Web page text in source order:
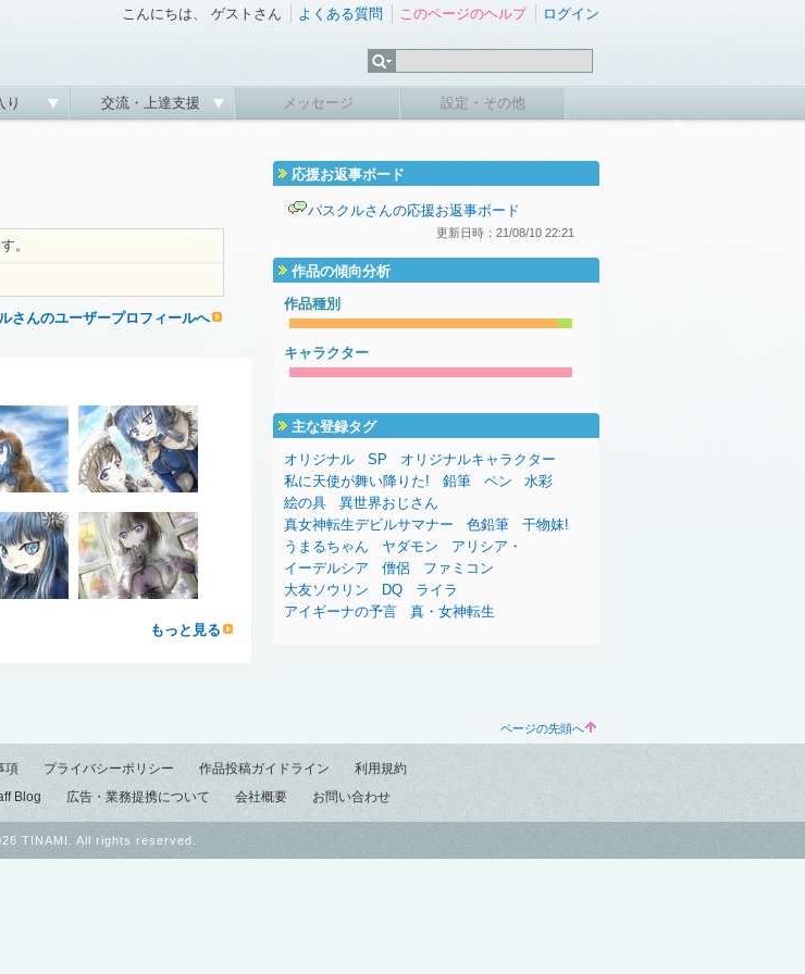
こんにちは、 ゲストさん よくある質問 このページのヘルプ ログイン
り 交流・上達支援 メッセージ 設定・その他
。
さんのユーザープロフィールへ
もっと見る
応援お返事ボード
パスクルさんの応援お返事ボード
更新日時：21/08/10 22:21
作品の傾向分析
作品種別
キャラクター
主な登録タグ
オリジナル
SP
オリジナルキャラクター
私に天使が舞い降りた!
鉛筆 ペン
水彩
絵の具
異世界おじさん
真女神転生デビルサマナー
色鉛筆
干物妹!
うまるちゃん
ヤダモン
アリシア・
イーデルシア
僧侶
ファミコン
大友ソウリン
DQ
ライラ
アイギーナの予言
真・女神転生
ページの先頭へ
項 プライバシーポリシー 作品投稿ガイドライン
利用規約
Blog 広告・業務提携について 会社概要 お問い合わせ
TINAMI. All rights reserved.